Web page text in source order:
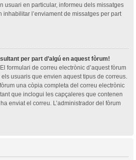
usuari en particular, informeu dels missatges
l’enviament de missatges per part
per part d’algú en aquest fòrum!
formulari de correu electrònic d’aquest fòrum
usuaris que envien aquest tipus de correus.
una còpia completa del correu electrònic
que inclogui les capçaleres que contenen
enviat el correu. L’administrador del fòrum